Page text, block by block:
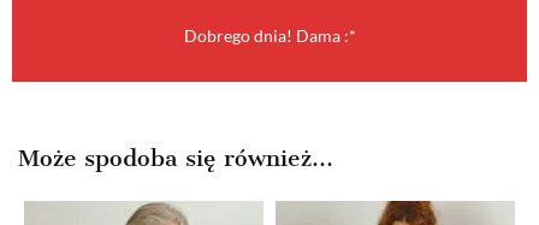
Dobrego dnia! Dama :*
Może spodoba się również…